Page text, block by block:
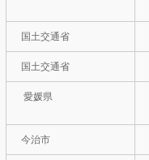
国土交通省
国土交通省
愛媛県
今治市